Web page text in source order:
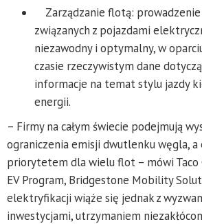
Zarządzanie flotą:
związanych z pojazdami
niezawodny i optymalny, w
czasie rzeczywistym dane
informacje na temat stylu jazdy
energii.
– Firmy na całym świecie podejmują
ograniczenia emisji dwutlenku węgla,
priorytetem dla wielu flot – mówi
EV Program, Bridgestone Mobility
elektryfikacji wiąże się jednak z
inwestycjami, utrzymaniem